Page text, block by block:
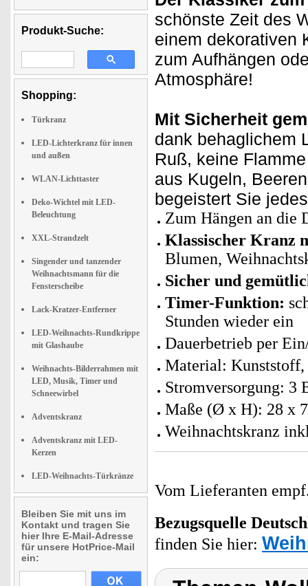
Produkt-Suche:
Shopping:
Türkranz
LED-Lichterkranz für innen
und außen
WLAN-Lichttaster
Deko-Wichtel mit LED-
Beleuchtung
XXL-Strandzelt
Singender und tanzender
Weihnachtsmann für die
Fensterscheibe
Lack-Kratzer-Entferner
LED-Weihnachts-Rundkrippe
mit Glashaube
Weihnachts-Bilderrahmen mit
LED, Musik, Timer und
Schneewirbel
Adventskranz
Adventskranz mit LED-
Kerzen
LED-Weihnachts-Türkränze
Bleiben Sie mit uns im
Kontakt und tragen Sie
hier Ihre E-Mail-Adresse
für unsere HotPrice-Mail
ein:
schönste Zeit des
einem dekorativen
zum Aufhängen
Atmosphäre!
Mit Sicherheit
dank behaglichem
Ruß, keine
aus Kugeln,
begeistert Sie
Zum Hängen an die
Klassischer Kranz
Blumen,
Sicher und
Timer-Funktion:
Stunden wieder ein
Dauerbetrieb per
Material: Kunststoff,
Stromversorgung: 3
Maße (Ø x H): 28 x
Weihnachtskranz
Vom Lieferanten
Bezugsquelle
finden Sie hier: